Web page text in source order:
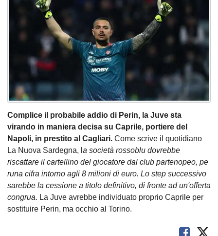
Complice il probabile addio di Perin, la Juve sta
virando in maniera decisa su Caprile, portiere del
Napoli, in prestito al Cagliari. Come scrive il quotidiano
La Nuova Sardegna, l a società rossoblu dovrebbe
riscattare il cartellino del giocatore dal club partenopeo, pe
runa cifra intorno agli 8 milioni di euro. Lo step successivo
sarebbe la cessione a titolo definitivo, di fronte ad un'offerta
congrua. La Juve avrebbe individuato proprio Caprile per
sostituire Perin, ma occhio al Torino.